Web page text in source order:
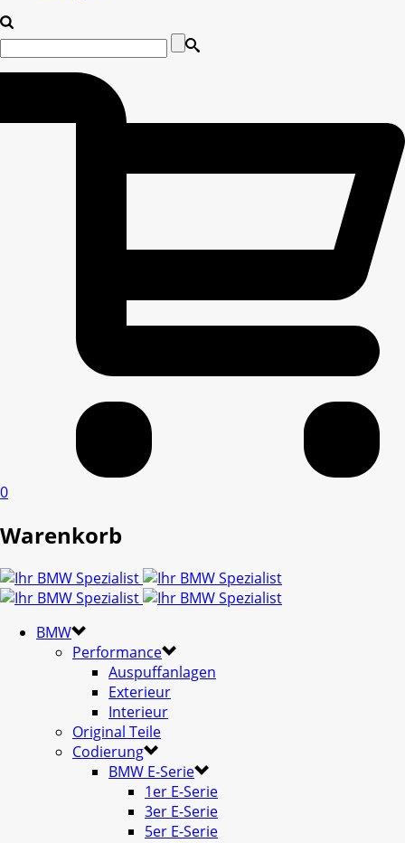
0
Warenkorb
BMW
Performance
Auspuffanlagen
Exterieur
Interieur
Original Teile
Codierung
BMW E-Serie
1er E-Serie
3er E-Serie
5er E-Serie